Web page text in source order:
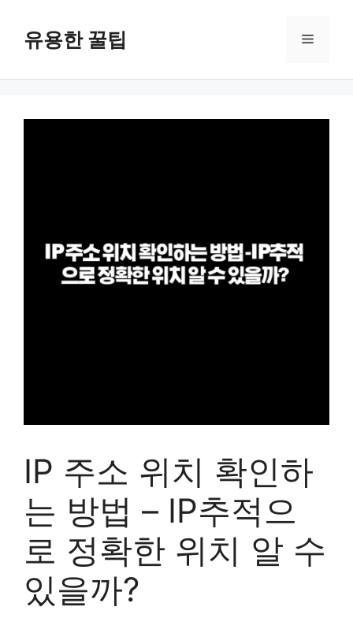
유용한 꿀팁 메
IP 주소 위치 확인하
는 방법 – IP추적으
로 정확한 위치 알 수
있을까?